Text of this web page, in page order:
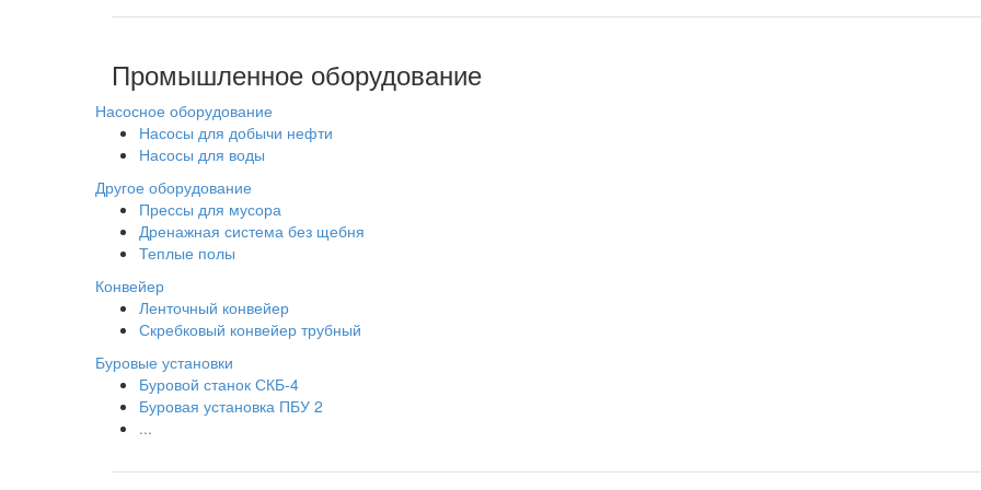
Промышленное оборудование
Насосное оборудование
Насосы для добычи нефти
Насосы для воды
Другое оборудование
Прессы для мусора
Дренажная система без щебня
Теплые полы
Конвейер
Ленточный конвейер
Скребковый конвейер трубный
Буровые установки
Буровой станок СКБ-4
Буровая установка ПБУ 2
...